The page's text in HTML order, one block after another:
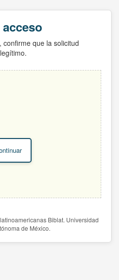
confirme que la solicitud
Biblat. Universidad
de México.